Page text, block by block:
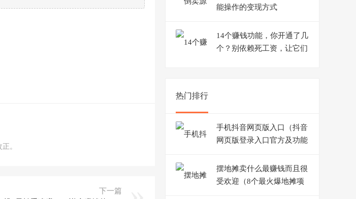
。
下一篇
能操作的变现方式
14个赚钱功能，你开通了几
个？别依赖死工资，让它们
热门排行
手机抖音网页版入口（抖音
网页版登录入口官方及功能
摆地摊卖什么最赚钱而且很
受欢迎（8个最火爆地摊项